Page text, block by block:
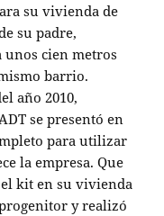
su vivienda de
su padre,
unos cien metros
barrio.
año 2010,
se presentó en
para utilizar
la empresa. Que
kit en su vivienda
y realizó